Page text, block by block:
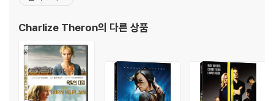
며, ODD 사용으로 인한 재생 불량의 경우 교환 시에도 동일한 오류가 발
생할 수 있음을 알려드립니다.
※ 디스크 외관 불량
디스크에 미세한 잔 흠집이 남아있거나 인쇄 면이 깨끗하지 않은 경우가
있으며, 상품의 불량이 아닙니다. 단, 재생에 이상이 있는 경우에는 불량으
로 인한 반품/교환이 가능합니다.
다가왔었다. 그런 그녀가 스타덤에 오른 영화는 라세 할스트롬 감독
분)의 사랑과 성을 눈뜨게 한 여자, 한 남자를 사랑
Charlize Theron의 다른 상품